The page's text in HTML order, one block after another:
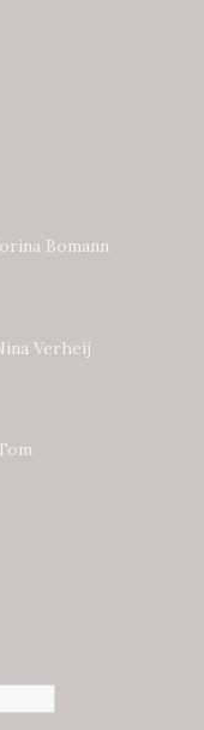
Bomann
Verheij